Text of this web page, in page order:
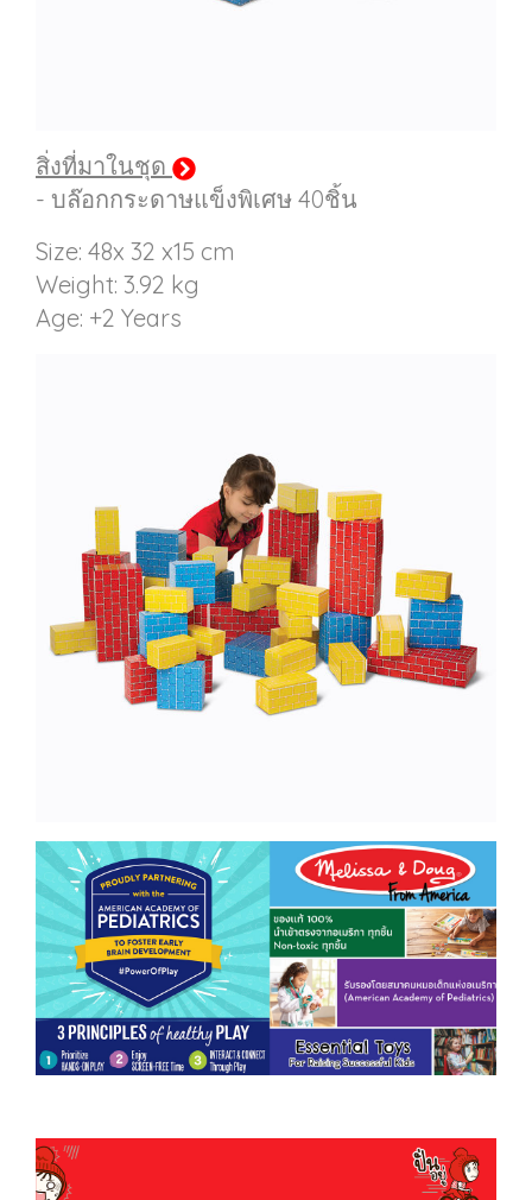
สิ่งที่มาในชุด
- บล๊อกกระดาษแข็งพิเศษ 40ชิ้น
Size: 48x 32 x15 cm
Weight: 3.92 kg
Age: +2 Years